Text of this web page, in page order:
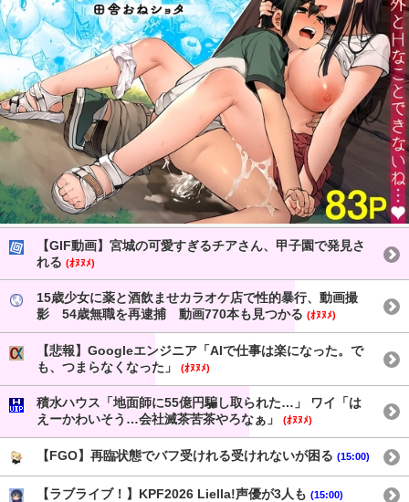
【GIF動画】宮城の可愛すぎるチアさん、甲子園で発見さ
れる (ｵﾇﾇﾒ)
15歳少女に薬と酒飲ませカラオケ店で性的暴行、動画撮
影 54歳無職を再逮捕 動画770本も見つかる (ｵﾇﾇﾒ)
【悲報】Googleエンジニア「AIで仕事は楽になった。で
も、つまらなくなった」
(ｵﾇﾇﾒ)
積水ハウス「地面師に55億円騙し取られた…」 ワイ「は
えーかわいそう…会社滅茶苦茶やろなぁ」
(ｵﾇﾇﾒ)
【FGO】再臨状態でバフ受けれる受けれないが困る (15:00)
【ラブライブ！】KPF2026 Liella!声優が3人も (15:00)